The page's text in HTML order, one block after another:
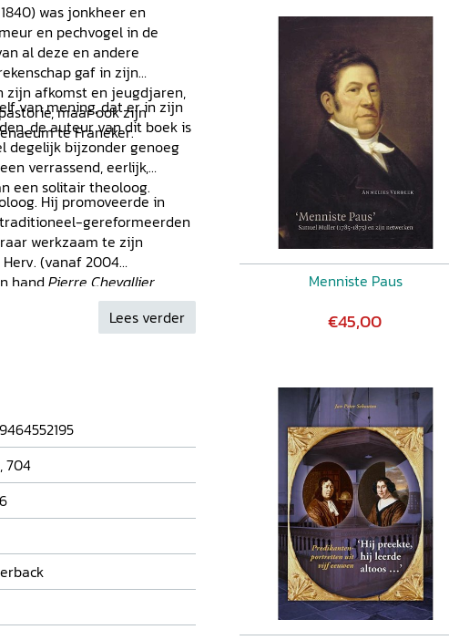
was jonkheer en
en pechvogel in de
al deze en andere
gaf in zijn
zijn afkomst en jeugdjaren,
maar ook zijn
te Franeker.
van mening, dat er in zijn
de auteur van dit boek is
degelijk bijzonder genoeg
verrassend, eerlijk,
een solitair theoloog.
Hij promoveerde in
gereformeerden
werkzaam te zijn
(vanaf 2004
hand Pierre Chevallier
Verlichting en Réveil(uitg.
Lees verder
,704
Menniste Paus
€45,00